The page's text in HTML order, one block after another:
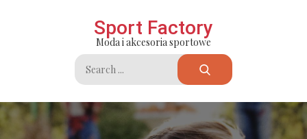
Sport Factory
Moda i akcesoria sportowe
Search
for: